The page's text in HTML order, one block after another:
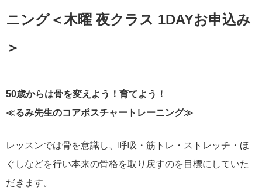
ニング＜木曜 夜クラス 1DAYお申込み
＞
50歳からは骨を変えよう！育てよう！
≪るみ先生のコアポスチャートレーニング≫
レッスンでは骨を意識し、呼吸・筋トレ・ストレッチ・ほ
ぐしなどを行い本来の骨格を取り戻すのを目標にしていた
だきます。